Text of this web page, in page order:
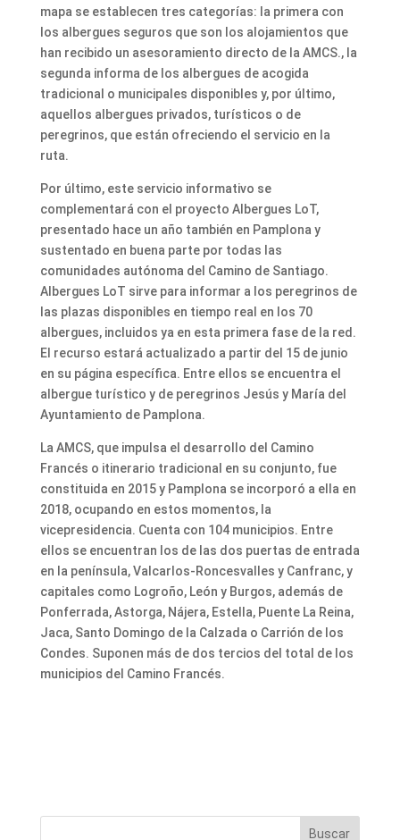
mapa se establecen tres categorías: la primera con
los albergues seguros que son los alojamientos que
han recibido un asesoramiento directo de la AMCS., la
segunda informa de los albergues de acogida
tradicional o municipales disponibles y, por último,
aquellos albergues privados, turísticos o de
peregrinos, que están ofreciendo el servicio en la
ruta.
Por último, este servicio informativo se
complementará con el proyecto Albergues LoT,
presentado hace un año también en Pamplona y
sustentado en buena parte por todas las
comunidades autónoma del Camino de Santiago.
Albergues LoT sirve para informar a los peregrinos de
las plazas disponibles en tiempo real en los 70
albergues, incluidos ya en esta primera fase de la red.
El recurso estará actualizado a partir del 15 de junio
en su página específica. Entre ellos se encuentra el
albergue turístico y de peregrinos Jesús y María del
Ayuntamiento de Pamplona.
La AMCS, que impulsa el desarrollo del Camino
Francés o itinerario tradicional en su conjunto, fue
constituida en 2015 y Pamplona se incorporó a ella en
2018, ocupando en estos momentos, la
vicepresidencia. Cuenta con 104 municipios. Entre
ellos se encuentran los de las dos puertas de entrada
en la península, Valcarlos-Roncesvalles y Canfranc, y
capitales como Logroño, León y Burgos, además de
Ponferrada, Astorga, Nájera, Estella, Puente La Reina,
Jaca, Santo Domingo de la Calzada o Carrión de los
Condes. Suponen más de dos tercios del total de los
municipios del Camino Francés.